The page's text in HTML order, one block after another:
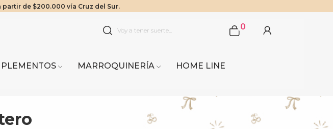
| 10% OFF a partir de $1.000.000
Argentino (excepto Tierra del Fuego)
de $200.000 vía Cruz del Sur.
$80.000
0
MARROQUINERÍA
HOME LINE